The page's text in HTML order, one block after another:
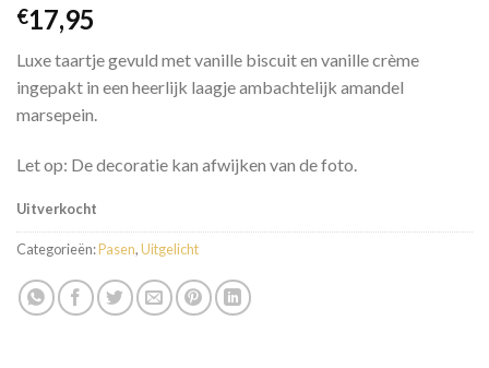
€17,95
Luxe taartje gevuld met vanille biscuit en vanille crème
ingepakt in een heerlijk laagje ambachtelijk amandel
marsepein.
Let op: De decoratie kan afwijken van de foto.
Uitverkocht
Categorieën:Pasen,Uitgelicht